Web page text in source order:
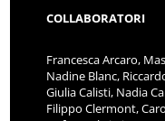
COLLABORATORI
Francesca Arcaro,
Nadine Blanc,
Giulia Calisti, Nadia
Filippo Clermont,